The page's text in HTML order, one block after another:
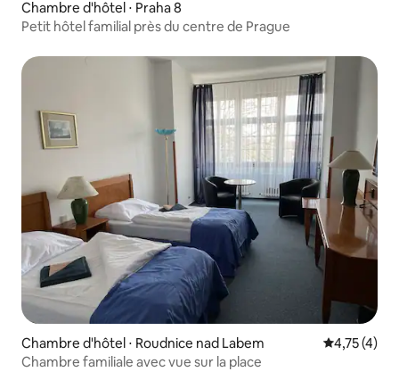
Chambre d'hôtel ⋅ Praha 8
Petit hôtel familial près du centre de Prague
Chambre d'hôtel ⋅ Roudnice nad Labem Évaluation
4,75 (4)
Chambre familiale avec vue sur la place